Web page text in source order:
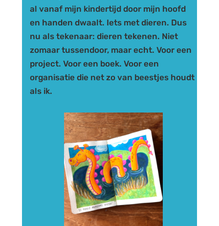
al vanaf mijn kindertijd door mijn hoofd
en handen dwaalt. Iets met dieren. Dus
nu als tekenaar: dieren tekenen. Niet
zomaar tussendoor, maar echt. Voor een
project. Voor een boek. Voor een
organisatie die net zo van beestjes houdt
als ik.